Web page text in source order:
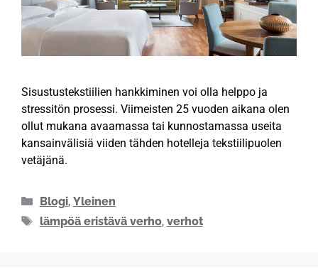
Sisustustekstiilien hankkiminen voi olla helppo ja
stressitön prosessi. Viimeisten 25 vuoden aikana olen
ollut mukana avaamassa tai kunnostamassa useita
kansainvälisiä viiden tähden hotelleja tekstiilipuolen
vetäjänä.
Blogi, Yleinen
lämpöä eristävä verho, verhot